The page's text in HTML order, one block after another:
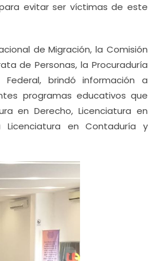
evitar ser víctimas de este
de Migración, la Comisión
de Personas, la Procuraduría
brindó información a
programas educativos que
en Derecho, Licenciatura en
Licenciatura en Contaduría y